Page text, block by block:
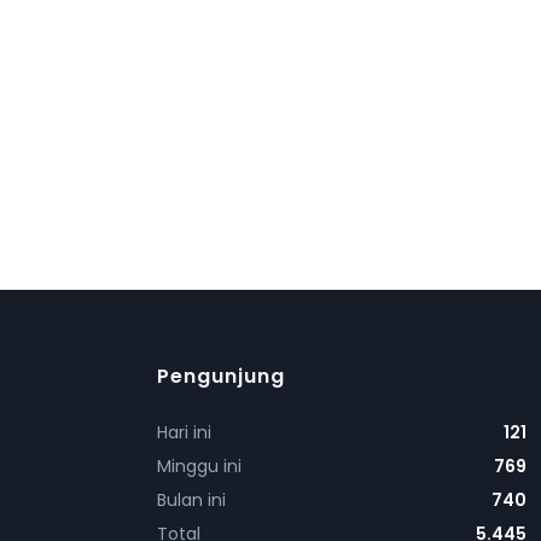
Pengunjung
Hari ini
121
Minggu ini
769
Bulan ini
740
Total
5.445